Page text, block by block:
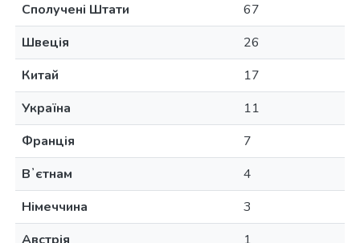
Сполучені Штати
67
Швеція
26
Китай
17
Україна
11
Франція
7
Вʼєтнам
4
Німеччина
3